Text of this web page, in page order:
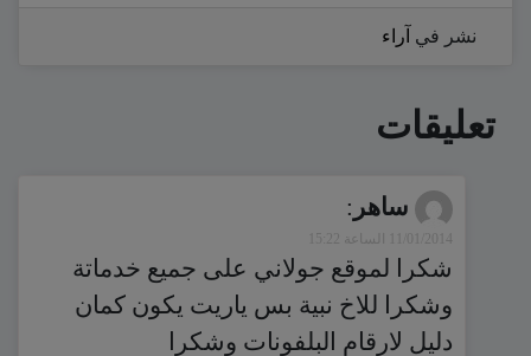
نشر في آراء
تعليقات
ساهر :
11/01/2014 الساعة 15:22
شكرا لموقع جولاني على جميع خدماتة
وشكرا للاخ نبية بس ياريت يكون كمان
دليل لارقام البلفونات وشكرا